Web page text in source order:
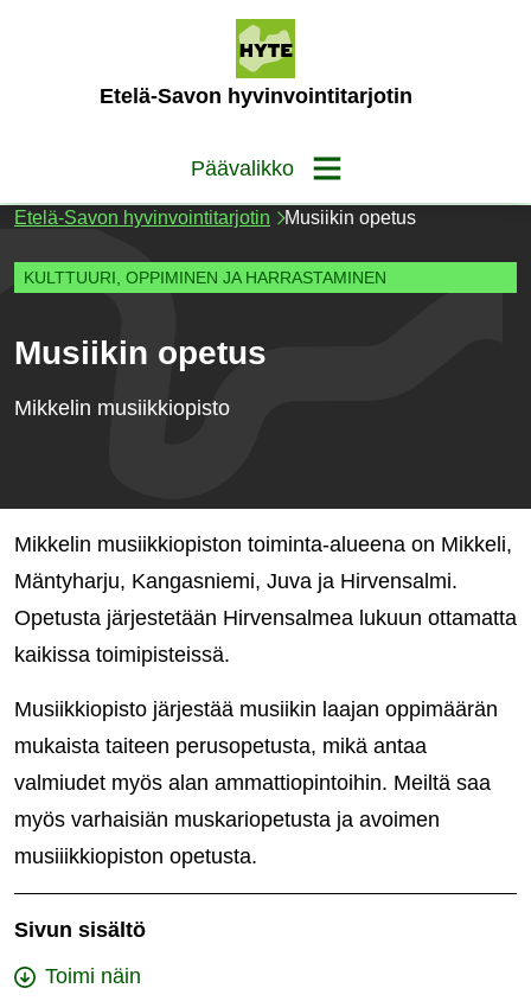
Etelä-Savon hyvinvointitarjotin
Päävalikko
Etelä-Savon hyvinvointitarjotin Musiikin opetus
KULTTUURI, OPPIMINEN JA HARRASTAMINEN
Musiikin opetus
Mikkelin musiikkiopisto
Mikkelin musiikkiopiston toiminta-alueena on Mikkeli,
Mäntyharju, Kangasniemi, Juva ja Hirvensalmi.
Opetusta järjestetään Hirvensalmea lukuun ottamatta
kaikissa toimipisteissä.
Musiikkiopisto järjestää musiikin laajan oppimäärän
mukaista taiteen perusopetusta, mikä antaa
valmiudet myös alan ammattiopintoihin. Meiltä saa
myös varhaisiän muskariopetusta ja avoimen
musiiikkiopiston opetusta.
Sivun sisältö
Toimi näin